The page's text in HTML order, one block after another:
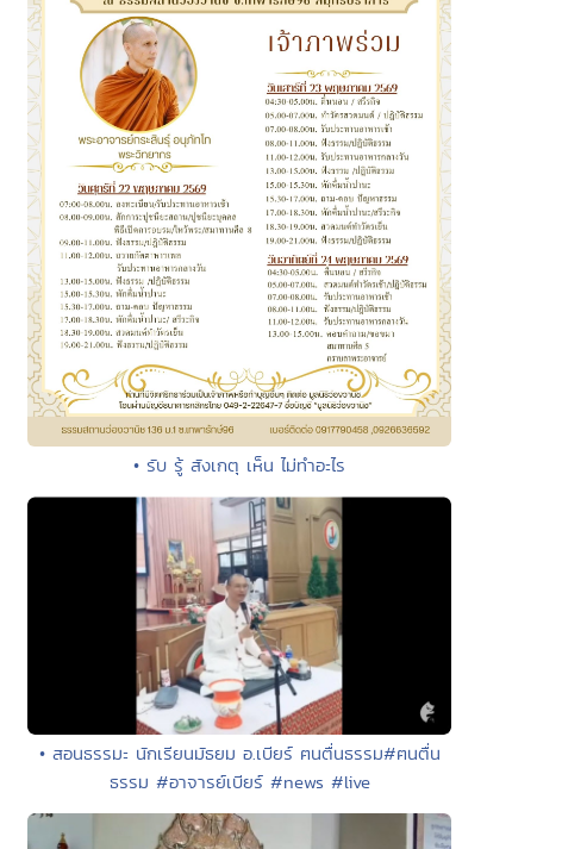
• รับ รู้ สังเกตุ เห็น ไม่ทำอะไร
• สอนธรรมะ นักเรียนมัธยม อ.เบียร์ ฅนตื่นธรรม#ฅนตื่น
ธรรม #อาจารย์เบียร์ #news #live